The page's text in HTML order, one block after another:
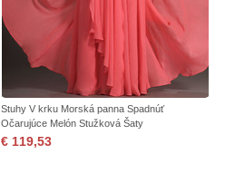
Stuhy V krku Morská panna Spadnúť
Očarujúce Melón Stužková Šaty
€ 119,53